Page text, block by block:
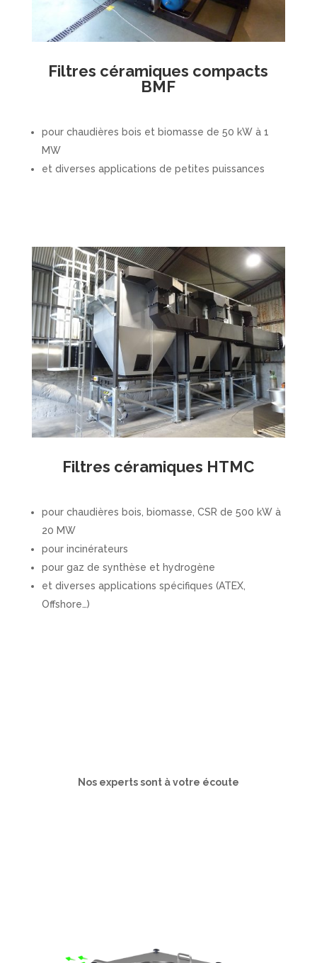
Filtres céramiques compacts
BMF
pour chaudières bois et biomasse de 50 kW à 1
MW
et diverses applications de petites puissances
Filtres céramiques HTMC
pour chaudières bois, biomasse, CSR de 500 kW à
20 MW
pour incinérateurs
pour gaz de synthèse et hydrogène
et diverses applications spécifiques (ATEX,
Offshore…)
Nos experts sont à votre écoute